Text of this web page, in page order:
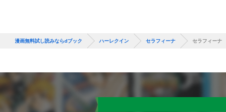
漫画無料試し読みならdブック ハーレクイン セラフィーナ セラフィーナ